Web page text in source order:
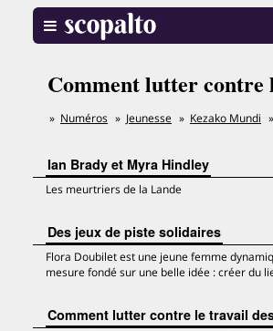
Comment lutter contre
Numéros Jeunesse Kezako Mundi
Ian Brady et Myra Hindley
Les meurtriers de la Lande
Des jeux de piste solidaires
Flora Doubilet est une jeune femme
mesure fondé sur une belle idée : créer du
Comment lutter contre le travail